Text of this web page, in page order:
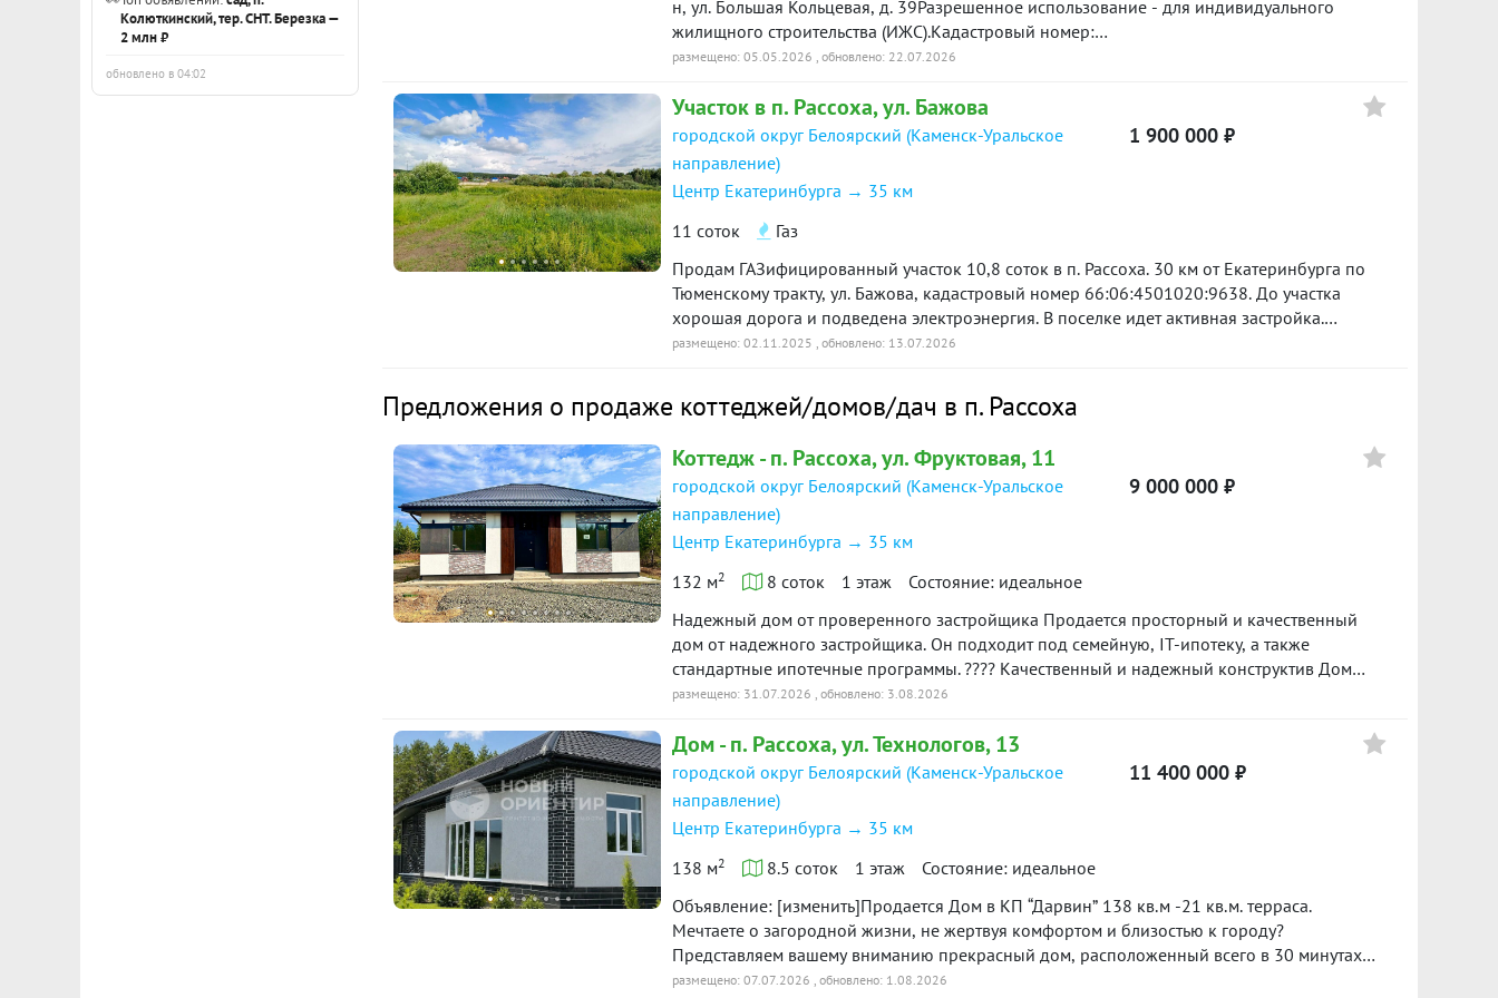
Колюткинский, тер. СНТ. Березка —
2 млн ₽
обновлено в 04:02
н, ул. Большая Кольцевая, д. 39Разрешенное использование - для индивидуального
жилищного строительства (ИЖС).Кадастровый номер:
66:06:4501020:554.Инфраструктура:- дорога асфальтированная- территория поселка
мусора- в шаговой доступности остановка транспорта .Рассмотрим вариант обмена на
квартиру.Один взрослый собственник, без обременений.быстрый выход на сделку ID
объекта в нашей базе: 5931
размещено: 05.05.2026 , обновлено: 22.07.2026
Участок в п. Рассоха, ул. Бажова
городской округ Белоярский (Каменск-Уральское
направление)
Центр Екатеринбурга → 35 км
11 соток
Газ
1 900 000 ₽
Продам ГАЗифицированный участок 10,8 соток в п. Рассоха. 30 км от Екатеринбурга по
Тюменскому тракту, ул. Бажова, кадастровый номер 66:06:4501020:9638. До участка
хорошая дорога и подведена электроэнергия. В поселке идет активная застройка.
Возможна продажа земельного участка в ипотеку. Документы готовы. Инвесторы и
индивидуальное жилищное строительство. Земля в собственности. ID объекта в нашей
базе: 3035
размещено: 02.11.2025 , обновлено: 13.07.2026
Предложения о продаже коттеджей/домов/дач в п. Рассоха
Коттедж - п. Рассоха, ул. Фруктовая, 11
городской округ Белоярский (Каменск-Уральское
направление)
Центр Екатеринбурга → 35 км
132 м2 8 соток 1 этаж Состояние: идеальное
9 000 000 ₽
Надежный дом от проверенного застройщика Продается просторный и качественный
дом от надежного застройщика. Он подходит под семейную, IT-ипотеку, а также
стандартные ипотечные программы. ???? Качественный и надежный конструктив Дом
строится на прочной монолитной плите. Для стен используется блок толщиной 300 мм, а
обеспечивает хорошее сохранение тепла и комфорт в любое время года. В доме
предусмотрены толстые межкомнатные перегородки, которые обеспечивают
дополнительную прочность и хорошую звукоизоляцию. ⚡ Профессиональные
инженерные системы Электричество и сантехника монтируются профессиональными
специалистами с соблюдением всех необходимых норм и технологий. Устанавливается
качественное котельное оборудование, рассчитанное на надежную и эффективную
документов, паспорта и сертификаты. Фиксируются все этапы скрытых работ. Застройщик
открыт к любым проверкам — вы сможете лично убедиться в качестве материалов,
монтажа и выполненных работ. ???? Удобная планировка В доме предусмотрены три
отдельные спальни и просторная кухня-гостиная — идеальное место для семейных
размещено: 31.07.2026 , обновлено: 3.08.2026
Дом - п. Рассоха, ул. Технологов, 13
городской округ Белоярский (Каменск-Уральское
направление)
Центр Екатеринбурга → 35 км
138 м2 8.5 соток 1 этаж Состояние: идеальное
11 400 000 ₽
Объявление: [изменить]Продается Дом в КП “Дарвин” 138 кв.м -21 кв.м. терраса.
Мечтаете о загородной жизни, не жертвуя комфортом и близостью к городу?
Представляем вашему вниманию прекрасный дом, расположенный всего в 30 минутах
езды от Екатеринбурга по Тюменскому тракту, в уютном коттеджном поселке “Дарвин”.
размещено: 07.07.2026 , обновлено: 1.08.2026